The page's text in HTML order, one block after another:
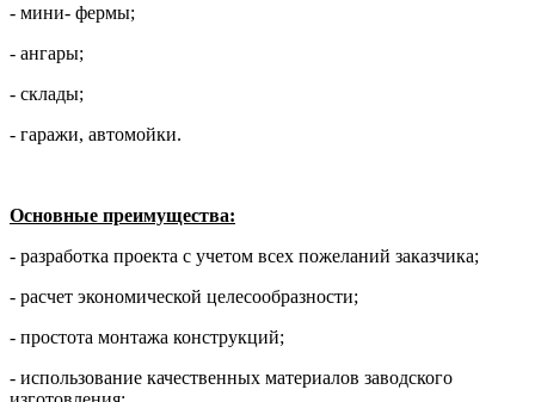
- мини- фермы;
- ангары;
- склады;
- гаражи, автомойки.
Основные преимущества:
- разработка проекта с учетом всех пожеланий заказчика;
- расчет экономической целесообразности;
- простота монтажа конструкций;
- использование качественных материалов заводского